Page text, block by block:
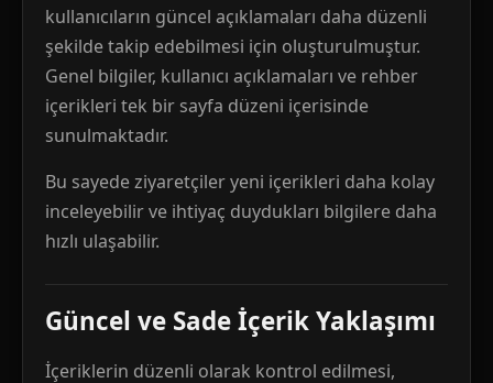
kullanıcıların güncel açıklamaları daha düzenli
şekilde takip edebilmesi için oluşturulmuştur.
Genel bilgiler, kullanıcı açıklamaları ve rehber
içerikleri tek bir sayfa düzeni içerisinde
sunulmaktadır.
Bu sayede ziyaretçiler yeni içerikleri daha kolay
inceleyebilir ve ihtiyaç duydukları bilgilere daha
hızlı ulaşabilir.
Güncel ve Sade İçerik Yaklaşımı
İçeriklerin düzenli olarak kontrol edilmesi,